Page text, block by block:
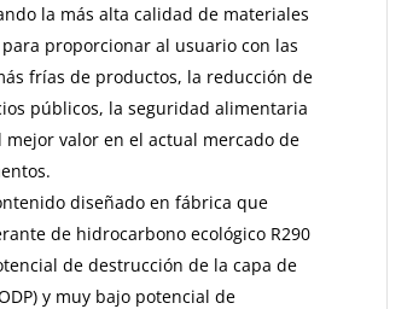
la más alta calidad de materiales
proporcionar al usuario con las
frías de productos, la reducción de
públicos, la seguridad alimentaria
mejor valor en el actual mercado de
diseñado en fábrica que
de hidrocarbono ecológico R290
de destrucción de la capa de
y muy bajo potencial de